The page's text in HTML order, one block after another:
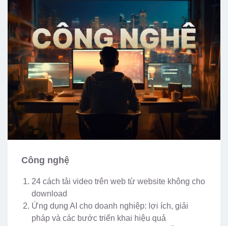
Công nghệ
24 cách tải video trên web từ website không cho
download
Ứng dụng AI cho doanh nghiệp: lợi ích, giải
pháp và các bước triển khai hiệu quả